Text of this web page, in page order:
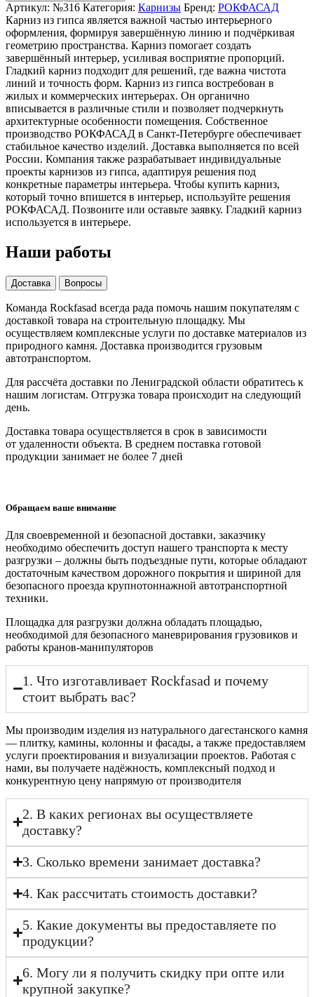
Артикул: №316 Категория: Карнизы Бренд: РОКФАСАД
Карниз из гипса является важной частью интерьерного
оформления, формируя завершённую линию и подчёркивая
геометрию пространства. Карниз помогает создать
завершённый интерьер, усиливая восприятие пропорций.
Гладкий карниз подходит для решений, где важна чистота
линий и точность форм. Карниз из гипса востребован в
жилых и коммерческих интерьерах. Он органично
вписывается в различные стили и позволяет подчеркнуть
архитектурные особенности помещения. Собственное
производство РОКФАСАД в Санкт-Петербурге обеспечивает
стабильное качество изделий. Доставка выполняется по всей
России. Компания также разрабатывает индивидуальные
проекты карнизов из гипса, адаптируя решения под
конкретные параметры интерьера. Чтобы купить карниз,
который точно впишется в интерьер, используйте решения
РОКФАСАД. Позвоните или оставьте заявку. Гладкий карниз
используется в интерьере.
Наши работы
Доставка Вопросы
Команда Rockfasad всегда рада помочь нашим покупателям с
доставкой товара на строительную площадку. Мы
осуществляем комплексные услуги по доставке материалов из
природного камня. Доставка производится грузовым
автотранспортом.
Для рассчёта доставки по Лениградской области обратитесь к
нашим логистам. Отгрузка товара происходит на следующий
день.
Доставка товара осуществляется в срок в зависимости
от удаленности объекта. В среднем поставка готовой
продукции занимает не более 7 дней
Обращаем ваше внимание
Для своевременной и безопасной доставки, заказчику
необходимо обеспечить доступ нашего транспорта к месту
разгрузки – должны быть подъездные пути, которые обладают
достаточным качеством дорожного покрытия и шириной для
безопасного проезда крупнотоннажной автотранспортной
техники.
Площадка для разгрузки должна обладать площадью,
необходимой для безопасного маневрирования грузовиков и
работы кранов-манипуляторов
1. Что изготавливает Rockfasad и почему
стоит выбрать вас?
Мы производим изделия из натурального дагестанского камня
— плитку, камины, колонны и фасады, а также предоставляем
услуги проектирования и визуализации проектов. Работая с
нами, вы получаете надёжность, комплексный подход и
конкурентную цену напрямую от производителя
2. В каких регионах вы осуществляете
доставку?
3. Сколько времени занимает доставка?
4. Как рассчитать стоимость доставки?
5. Какие документы вы предоставляете по
продукции?
6. Могу ли я получить скидку при опте или
крупной закупке?